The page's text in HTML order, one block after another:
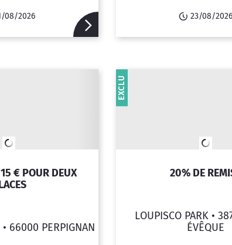
08/2026 23/08/2026
€ POUR DEUX
66000 PERPIGNAN
20% DE
LOUPISCO PARK •
ÉVÊQUE
EXCLU